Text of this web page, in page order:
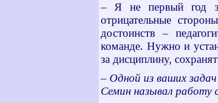
– Я не первый год
отрицательные
достоинств –
команде. Нужно и
за дисциплину,
– Одной из ваших
Семин называл работу